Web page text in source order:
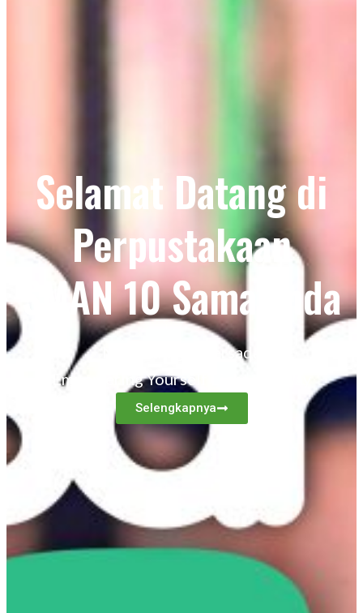
Selamat Datang di
Perpustakaan
SMAN 10 Samarinda
Nala Bahagiq Persada
Empowering Yourself Light the Way
Selengkapnya